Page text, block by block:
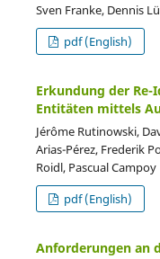
Sven Franke, Dennis
pdf (English)
Erkundung der
Entitäten mittels
Jérôme Rutinowski,
Arias-Pérez, Frederik
Roidl, Pascual Campoy
pdf (English)
Anforderungen an